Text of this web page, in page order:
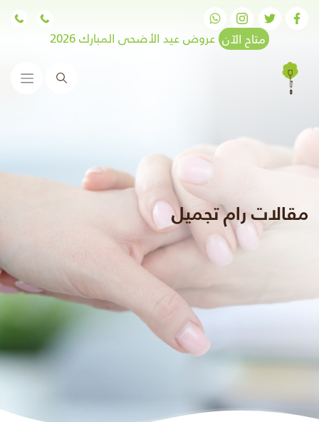
متاح الآن عروض عيد الأضحى المبارك 2026
البحث
مقالات رام تجميل